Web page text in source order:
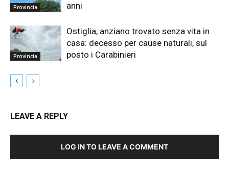
Provincia
anni
Provincia
Ostiglia, anziano trovato senza vita in
casa: decesso per cause naturali, sul
posto i Carabinieri
LEAVE A REPLY
LOG IN TO LEAVE A COMMENT